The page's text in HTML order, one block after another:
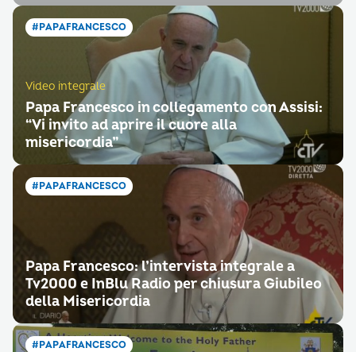
#PAPAFRANCESCO
Video integrale
Papa Francesco in collegamento con Assisi:
“Vi invito ad aprire il cuore alla
misericordia”
#PAPAFRANCESCO
Papa Francesco: l’intervista integrale a
Tv2000 e InBlu Radio per chiusura Giubileo
della Misericordia
#PAPAFRANCESCO